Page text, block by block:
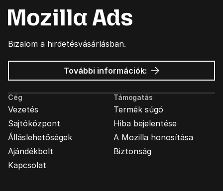
Bizalom a hirdetésvásárlásban.
További információk: Mozilla
hirdetések
Cég
Vezetés
Sajtóközpont
Álláslehetőségek
Ajándékbolt
Kapcsolat
Támogatás
Termék súgó
Hiba bejelentése
A Mozilla honosítása
Biztonság